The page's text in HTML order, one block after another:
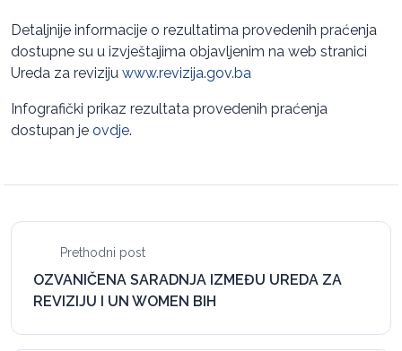
Detaljnije informacije o rezultatima provedenih praćenja
dostupne su u izvještajima objavljenim na web stranici
Ureda za reviziju www.revizija.gov.ba
Infografički prikaz rezultata provedenih praćenja
dostupan je ovdje.
Prethodni post
OZVANIČENA SARADNJA IZMEĐU UREDA ZA
REVIZIJU I UN WOMEN BIH